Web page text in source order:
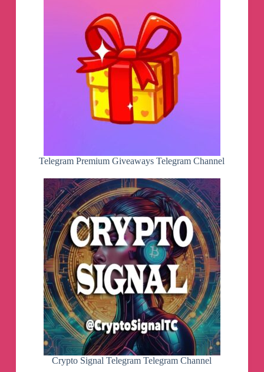
Telegram Premium Giveaways Telegram Channel
Crypto Signal Telegram Telegram Channel